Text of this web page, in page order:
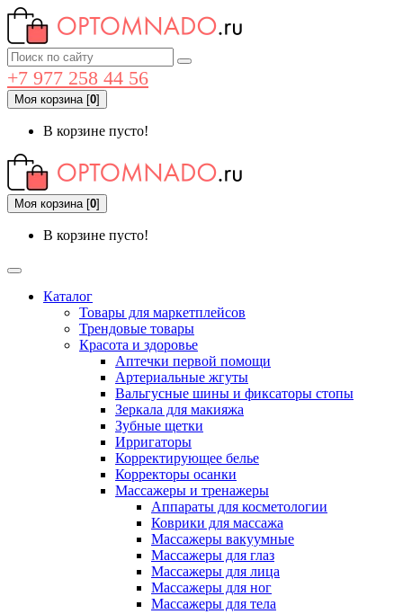
+7 977 258 44 56
Моя корзина[0]
В корзине пусто!
Моя корзина[0]
В корзине пусто!
Каталог
Товары для маркетплейсов
Трендовые товары
Красота и здоровье
Аптечки первой помощи
Артериальные жгуты
Вальгусные шины и фиксаторы стопы
Зеркала для макияжа
Зубные щетки
Ирригаторы
Корректирующее белье
Корректоры осанки
Массажеры и тренажеры
Аппараты для косметологии
Коврики для массажа
Массажеры вакуумные
Массажеры для глаз
Массажеры для лица
Массажеры для ног
Массажеры для тела